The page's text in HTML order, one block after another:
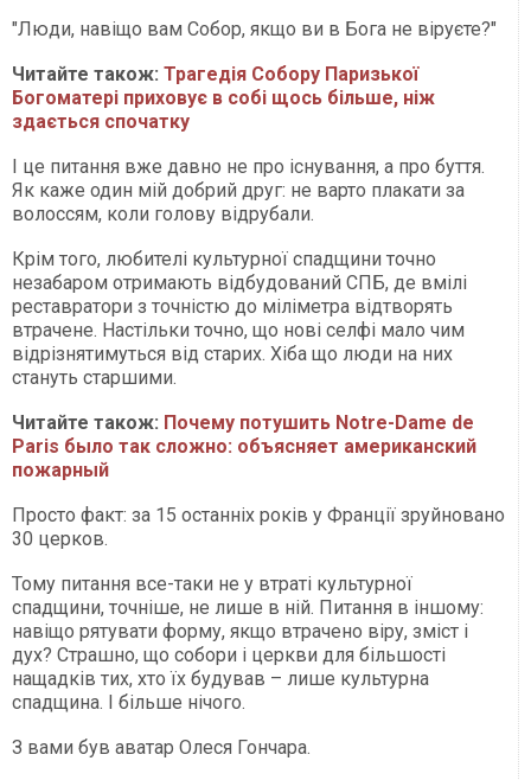
"Люди, навіщо вам Собор, якщо ви в Бога не віруєте?"
Читайте також: Трагедія Собору Паризької
Богоматері приховує в собі щось більше, ніж
здається спочатку
І це питання вже давно не про існування, а про буття.
Як каже один мій добрий друг: не варто плакати за
волоссям, коли голову відрубали.
Крім того, любителі культурної спадщини точно
незабаром отримають відбудований СПБ, де вмілі
реставратори з точністю до міліметра відтворять
втрачене. Настільки точно, що нові селфі мало чим
відрізнятимуться від старих. Хіба що люди на них
стануть старшими.
Читайте також: Почему потушить Notre-Dame de
Paris было так сложно: объясняет американский
пожарный
Просто факт: за 15 останніх років у Франції зруйновано
30 церков.
Тому питання все-таки не у втраті культурної
спадщини, точніше, не лише в ній. Питання в іншому:
навіщо рятувати форму, якщо втрачено віру, зміст і
дух? Страшно, що собори і церкви для більшості
нащадків тих, хто їх будував – лише культурна
спадщина. І більше нічого.
З вами був аватар Олеся Гончара.